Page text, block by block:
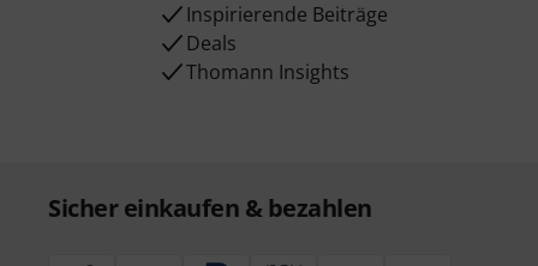
Inspirierende Beiträge
Deals
Thomann Insights
Sicher einkaufen & bezahlen